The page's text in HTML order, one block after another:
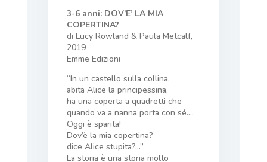
3-6 anni: DOV’E’ LA MIA
COPERTINA?
di Lucy Rowland & Paula Metcalf,
2019
Emme Edizioni
“In un castello sulla collina,
abita Alice la principessina,
ha una coperta a quadretti che
quando va a nanna porta con sé….
Oggi è sparita!
Dov’è la mia copertina?
dice Alice stupita?…”
La storia è una storia molto